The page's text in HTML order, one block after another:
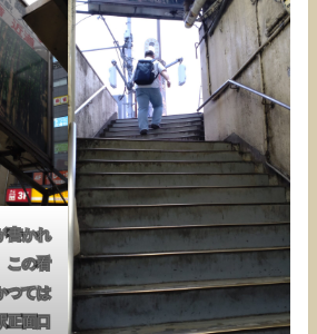
書かれ
この看
つては
正面口